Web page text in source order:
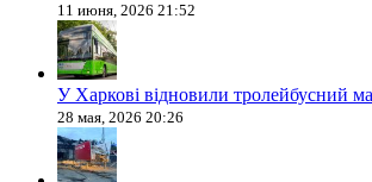
11 июня, 2026 21:52
У Харкові відновили тролейбусний
28 мая, 2026 20:26